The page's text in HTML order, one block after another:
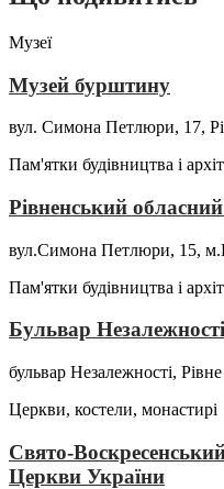
Музеї
Музей бурштину
вул. Симона Петлюри, 17,
Пам'ятки будівництва і
Рівненський
вул.Симона Петлюри, 15,
Пам'ятки будівництва і
Бульвар Незалежності
бульвар Незалежності, Рівне
Церкви, костели, монастирі
Свято-
Церкви України